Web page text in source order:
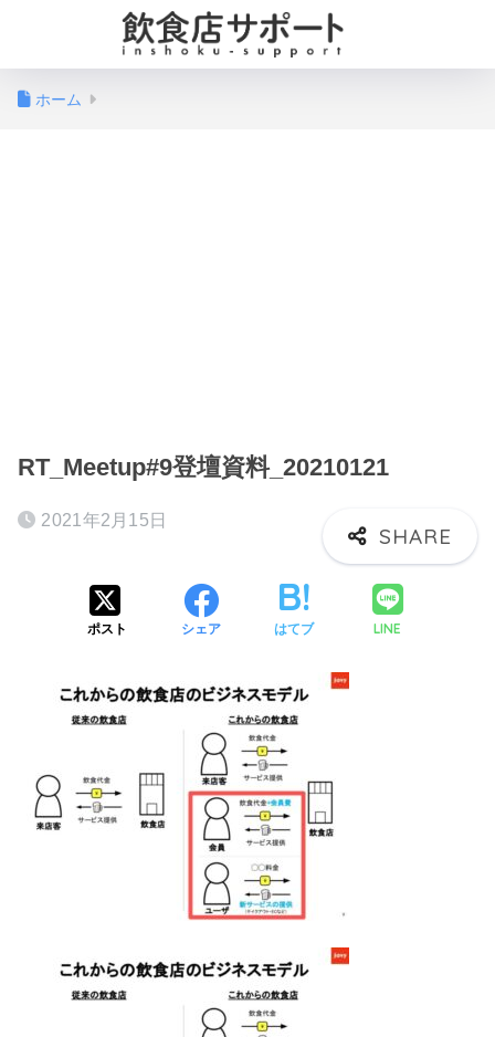
ホーム
RT_Meetup#9登壇資料_20210121
2021年2月15日
ポスト シェア はてブ LINE